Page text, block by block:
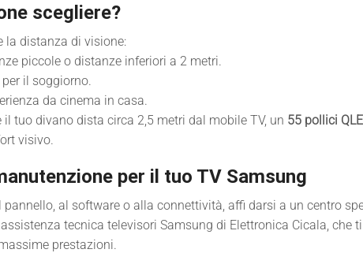
scegliere?
la distanza di visione:
piccole o distanze inferiori a 2 metri.
il soggiorno.
da cinema in casa.
il tuo divano dista circa 2,5 metri dal mobile TV, un 55 pollici
visivo.
per il tuo TV Samsung
al software o alla connettività, affi darsi a un centro
tecnica televisori Samsung di Elettronica Cicala, che
prestazioni.